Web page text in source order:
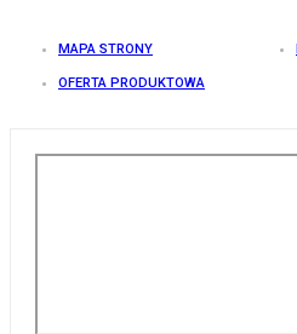
MAPA STRONY
OFERTA PRODUKTOWA